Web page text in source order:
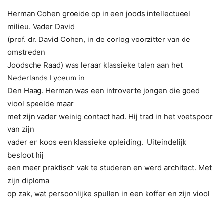
Herman Cohen groeide op in een joods intellectueel
milieu. Vader David
(prof. dr. David Cohen, in de oorlog voorzitter van de
omstreden
Joodsche Raad) was leraar klassieke talen aan het
Nederlands Lyceum in
Den Haag. Herman was een introverte jongen die goed
viool speelde maar
met zijn vader weinig contact had. Hij trad in het voetspoor
van zijn
vader en koos een klassieke opleiding. Uiteindelijk
besloot hij
een meer praktisch vak te studeren en werd architect. Met
zijn diploma
op zak, wat persoonlijke spullen in een koffer en zijn viool